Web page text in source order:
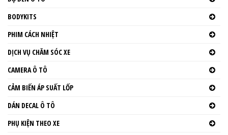
BODYKITS
PHIM CÁCH NHIỆT
DỊCH VỤ CHĂM SÓC XE
CAMERA Ô TÔ
CẢM BIẾN ÁP SUẤT LỐP
DÁN DECAL Ô TÔ
PHỤ KIỆN THEO XE